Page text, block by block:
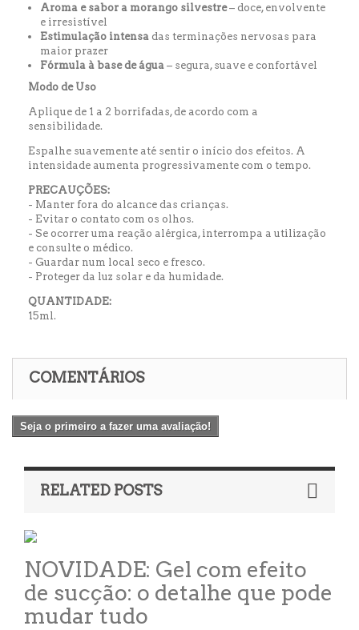
Aroma e sabor a morango silvestre– doce, envolvente
e irresistível
Estimulação intensa das terminações nervosas para
maior prazer
Fórmula à base de água – segura, suave e confortável
Modo de Uso
Aplique de 1 a 2 borrifadas, de acordo com a
sensibilidade.
Espalhe suavemente até sentir o início dos efeitos. A
intensidade aumenta progressivamente com o tempo.
PRECAUÇÕES:
- Manter fora do alcance das crianças.
- Evitar o contato com os olhos.
- Se ocorrer uma reação alérgica, interrompa a utilização
e consulte o médico.
- Guardar num local seco e fresco.
- Proteger da luz solar e da humidade.
QUANTIDADE:
15ml.
COMENTÁRIOS
Seja o primeiro a fazer uma avaliação!
RELATED POSTS
NOVIDADE: Gel com efeito
de sucção: o detalhe que pode
mudar tudo